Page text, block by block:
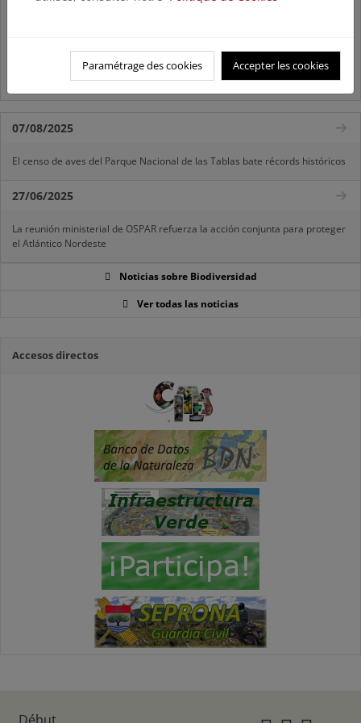
Preguntas frecuentes...
Acceso a los recursos genéticos y reparto de beneficios
07/08/2025
El censo de aves del Parque Nacional de las Tablas bate récords históricos
27/06/2025
La reunión ministerial de OSPAR refuerza la acción conjunta para proteger
el Atlántico Nordeste
Noticias sobre Biodiversidad
Ver todas las noticias
Accesos directos
Paramétrage des cookies Accepter les cookies